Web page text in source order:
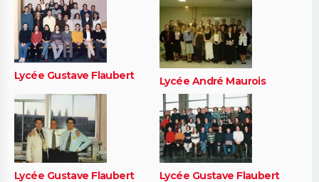
Lycée Gustave Flaubert Lycée André Maurois
Lycée Gustave Flaubert Lycée Gustave Flaubert